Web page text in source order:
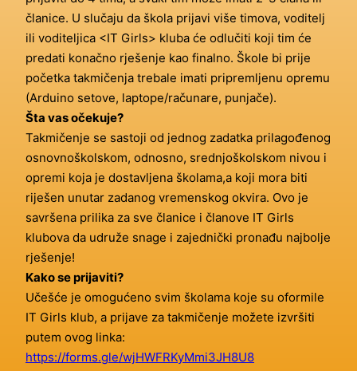
članice. U slučaju da škola prijavi više timova, voditelj
ili voditeljica <IT Girls> kluba će odlučiti koji tim će
predati konačno rješenje kao finalno. Škole bi prije
početka takmičenja trebale imati pripremljenu opremu
(Arduino setove, laptope/računare, punjače).
Šta vas očekuje?
Takmičenje se sastoji od jednog zadatka prilagođenog
osnovnoškolskom, odnosno, srednjoškolskom nivou i
opremi koja je dostavljena školama,a koji mora biti
riješen unutar zadanog vremenskog okvira. Ovo je
savršena prilika za sve članice i članove IT Girls
klubova da udruže snage i zajednički pronađu najbolje
rješenje!
Kako se prijaviti?
Učešće je omogućeno svim školama koje su oformile
IT Girls klub, a prijave za takmičenje možete izvršiti
putem ovog linka:
https://forms.gle/wjHWFRKyMmi3JH8U8